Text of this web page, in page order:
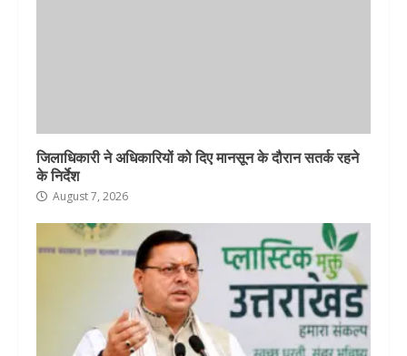
जिलाधिकारी ने अधिकारियों को दिए मानसून के दौरान सतर्क रहने
के निर्देश
August 7, 2026